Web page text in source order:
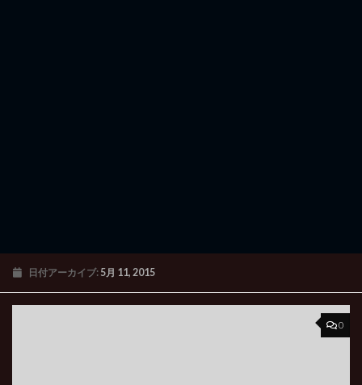
日付アーカイブ: 5月 11, 2015
0